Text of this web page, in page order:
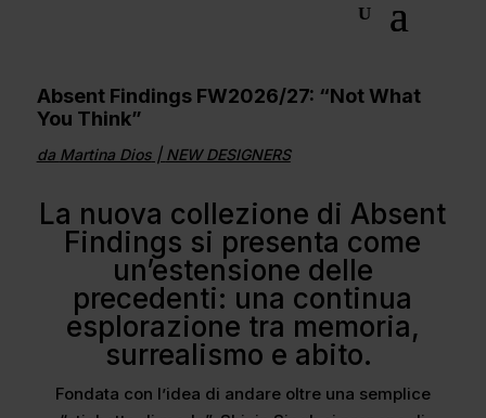
Absent Findings FW2026/27: “Not What
You Think”
da Martina Dios| NEW DESIGNERS
La nuova collezione di Absent
Findings si presenta come
un’estensione delle
precedenti: una continua
esplorazione tra memoria,
surrealismo e abito.
Fondata con l’idea di andare oltre una semplice